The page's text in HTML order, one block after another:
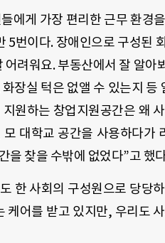
에게 가장 편리한 근무 환경
5번이다. 장애인으로 구성된
려워요. 부동산에서 잘 알아
장실 턱은 없앨 수 있는지
원하는 창업지원공간은 왜
대학교 공간을 사용하다가
을 찾을 수밖에 없었다”고 했
한 사회의 구성원으로 당당
케어를 받고 있지만, 우리도